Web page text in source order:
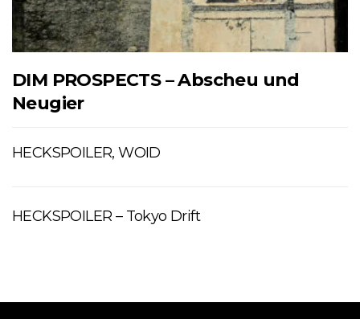
DIM PROSPECTS – Abscheu und
Neugier
HECKSPOILER, WOID
HECKSPOILER – Tokyo Drift